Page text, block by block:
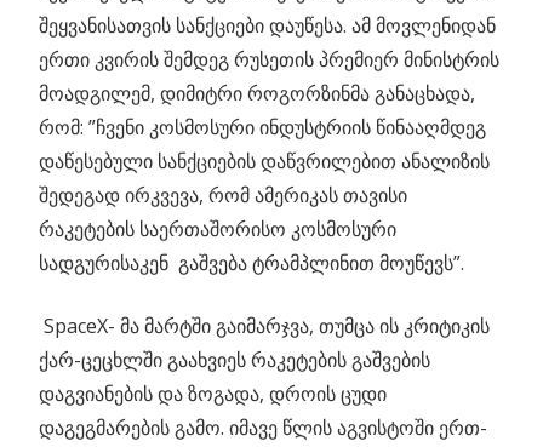
შეყვანისათვის სანქციები დაუწესა. ამ მოვლენიდან
ერთი კვირის შემდეგ რუსეთის პრემიერ მინისტრის
მოადგილემ, დიმიტრი როგორზინმა განაცხადა,
რომ: ”ჩვენი კოსმოსური ინდუსტრიის წინააღმდეგ
დაწესებული სანქციების დაწვრილებით ანალიზის
შედეგად ირკვევა, რომ ამერიკას თავისი
რაკეტების საერთაშორისო კოსმოსური
სადგურისაკენ გაშვება ტრამპლინით მოუწევს”.
SpaceX- მა მარტში გაიმარჯვა, თუმცა ის კრიტიკის
ქარ-ცეცხლში გაახვიეს რაკეტების გაშვების
დაგვიანების და ზოგადა, დროის ცუდი
დაგეგმარების გამო. იმავე წლის აგვისტოში ერთ-